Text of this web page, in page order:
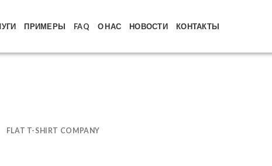
ПРИМЕРЫ FAQ О НАС НОВОСТИ КОНТАКТЫ
FLAT T-SHIRT COMPANY